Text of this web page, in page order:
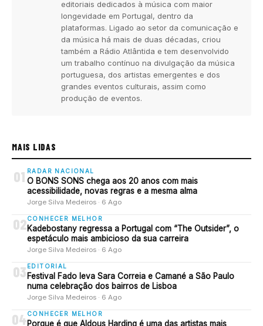
editoriais dedicados à música com maior
longevidade em Portugal, dentro da
plataformas. Ligado ao setor da comunicação e
da música há mais de duas décadas, criou
também a Rádio Atlântida e tem desenvolvido
um trabalho contínuo na divulgação da música
portuguesa, dos artistas emergentes e dos
grandes eventos culturais, assim como
produção de eventos.
MAIS LIDAS
01 RADAR NACIONAL
O BONS SONS chega aos 20 anos com mais
acessibilidade, novas regras e a mesma alma
Jorge Silva Medeiros · 6 Ago
02 CONHECER MELHOR
Kadebostany regressa a Portugal com “The Outsider”, o
espetáculo mais ambicioso da sua carreira
Jorge Silva Medeiros · 6 Ago
03 EDITORIAL
Festival Fado leva Sara Correia e Camané a São Paulo
numa celebração dos bairros de Lisboa
Jorge Silva Medeiros · 6 Ago
04CONHECER MELHOR
Porque é que Aldous Harding é uma das artistas mais